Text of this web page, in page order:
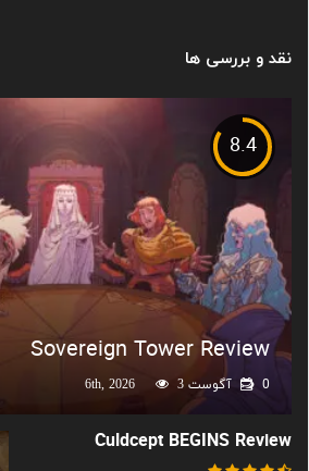
نقد و بررسی ها
8.4
Sovereign Tower Review
آگوست 6th, 2026 3 0
Culdcept BEGINS Review